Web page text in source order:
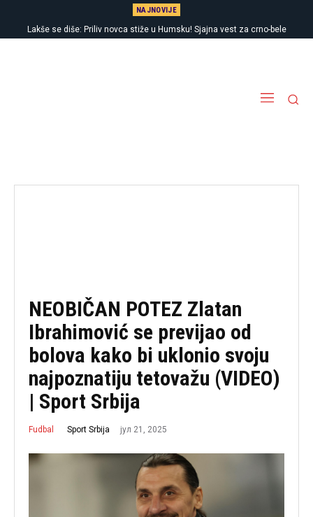
NAJNOVIJE
Lakše se diše: Priliv novca stiže u Humsku! Sjajna vest za crno-bele
NEOBIČAN POTEZ Zlatan
Ibrahimović se previjao od
bolova kako bi uklonio svoju
najpoznatiju tetovažu (VIDEO)
| Sport Srbija
Fudbal Sport Srbija јул 21, 2025